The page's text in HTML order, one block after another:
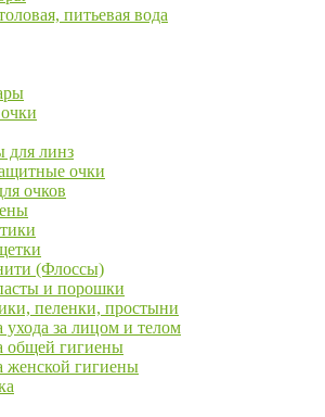
питьевая вода
для линз
очки
очков
(Флоссы)
и порошки
пеленки, простыни
ухода за лицом и телом
общей гигиены
женской гигиены